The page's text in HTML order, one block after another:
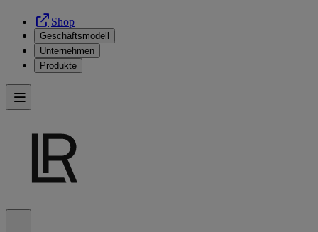
Shop
Geschäftsmodell
Unternehmen
Produkte